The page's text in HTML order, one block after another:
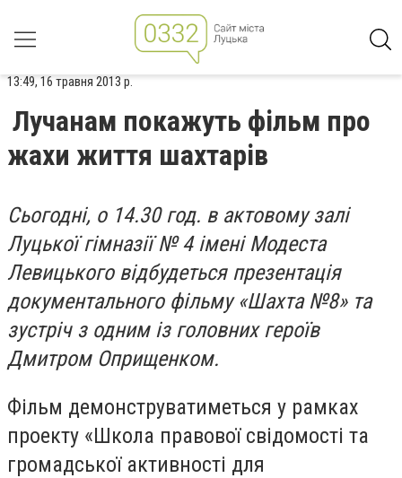
13:49, 16 травня 2013 р.
Лучанам покажуть фільм про
жахи життя шахтарів
Сьогодні, о 14.30 год. в актовому залі
Луцької гімназії № 4 імені Модеста
Левицького відбудеться презентація
документального фільму «Шахта №8» та
зустріч з одним із головних героїв
Дмитром Оприщенком.
Фільм демонструватиметься у рамках
проекту «Школа правової свідомості та
громадської активності для